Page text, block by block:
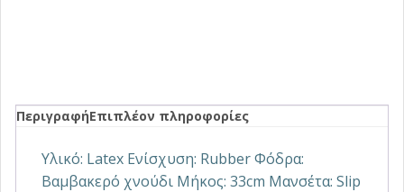
ΠεριγραφήΕπιπλέον πληροφορίες
Υλικό: Latex Ενίσχυση: Rubber Φόδρα:
Βαμβακερό χνούδι Μήκος: 33cm Μανσέτα: Slip